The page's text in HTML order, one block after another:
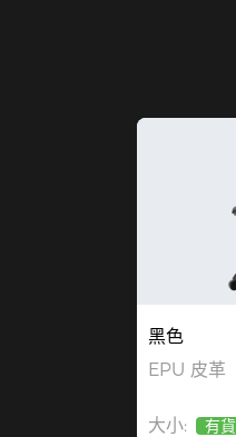
黑色
EPU 皮革
大小: 有貨